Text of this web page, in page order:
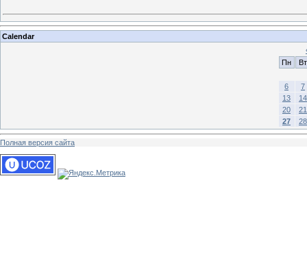
Calendar
Пн
Вт
6
7
13
14
20
21
27
28
Полная версия сайта